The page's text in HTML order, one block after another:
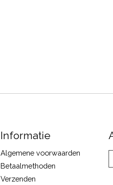
Informatie
Algemene voorwaarden
Betaalmethoden
Verzenden